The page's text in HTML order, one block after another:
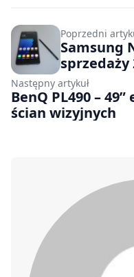
Poprzedni
Samsung
sprzedaży
Następny artykuł
BenQ PL490 –
ścian wizyjnych